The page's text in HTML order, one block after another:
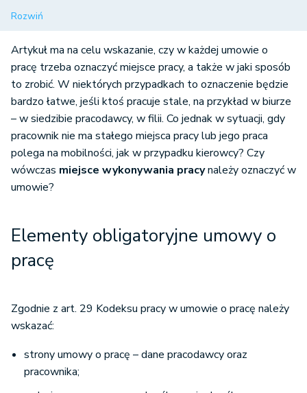
19
Na co wpływa ustalenie miejsca wykonywania pracy?
Rozwiń
Artykuł ma na celu wskazanie, czy w każdej umowie o
pracę trzeba oznaczyć miejsce pracy, a także w jaki sposób
to zrobić. W niektórych przypadkach to oznaczenie będzie
bardzo łatwe, jeśli ktoś pracuje stale, na przykład w biurze
– w siedzibie pracodawcy, w filii. Co jednak w sytuacji, gdy
pracownik nie ma stałego miejsca pracy lub jego praca
polega na mobilności, jak w przypadku kierowcy? Czy
wówczas miejsce wykonywania pracynależy oznaczyć w
umowie?
Elementy obligatoryjne umowy o
pracę
Zgodnie z art. 29 Kodeksu pracy w umowie o pracę należy
wskazać:
strony umowy o pracę – dane pracodawcy oraz
pracownika;